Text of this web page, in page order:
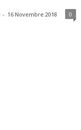
- 16 Novembre 2018 0